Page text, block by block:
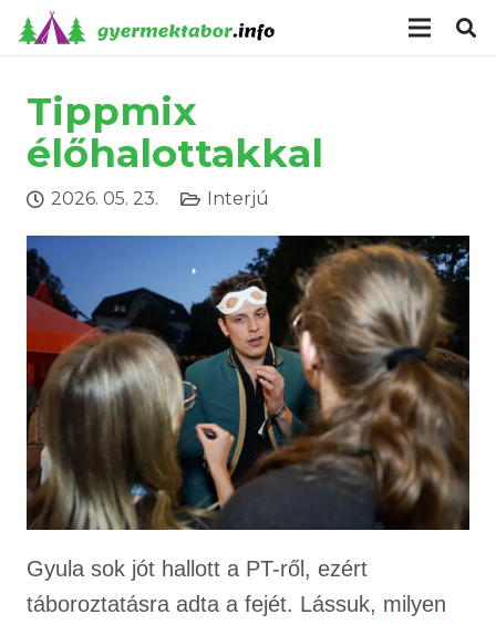
Tippmix
élőhalottakkal
2026. 05. 23. Interjú
Gyula sok jót hallott a PT-ről, ezért
táboroztatásra adta a fejét. Lássuk, milyen